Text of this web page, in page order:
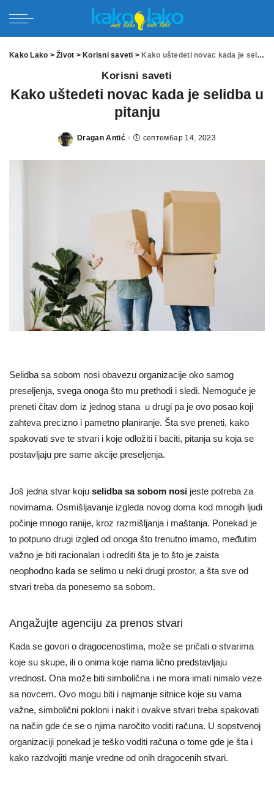
Kako Lako >Život > Korisni saveti > Kako uštedeti novac kada je selidba u pitanju
Korisni saveti
Kako uštedeti novac kada je selidba u
pitanju
Posted
Dragan Antić септембар 14, 2023
Selidba sa sobom nosi obavezu organizacije oko samog
preseljenja, svega onoga što mu prethodi i sledi. Nemoguće je
preneti čitav dom iz jednog stana u drugi pa je ovo posao koji
zahteva precizno i pametno planiranje. Šta sve preneti, kako
spakovati sve te stvari i koje odložiti i baciti, pitanja su koja se
postavljaju pre same akcije preseljenja.
Još jedna stvar koju selidba sa sobom nosi jeste potreba za
novimama. Osmišljavanje izgleda novog doma kod mnogih ljudi
počinje mnogo ranije, kroz razmišljanja i maštanja. Ponekad je
to potpuno drugi izgled od onoga što trenutno imamo, međutim
važno je biti racionalan i odrediti šta je to što je zaista
neophodno kada se selimo u neki drugi prostor, a šta sve od
stvari treba da ponesemo sa sobom.
Angažujte agenciju za prenos stvari
Kada se govori o dragocenostima, može se pričati o stvarima
koje su skupe, ili o onima koje nama lično predstavljaju
vrednost. Ona može biti simbolična i ne mora imati nimalo veze
sa novcem. Ovo mogu biti i najmanje sitnice koje su vama
važne, simbolični pokloni i nakit i ovakve stvari treba spakovati
na način gde će se o njima naročito voditi računa. U sopstvenoj
organizaciji ponekad je teško voditi računa o tome gde je šta i
kako razdvojiti manje vredne od onih dragocenih stvari.